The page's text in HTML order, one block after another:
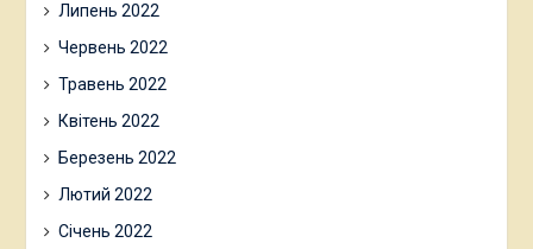
Липень 2022
Червень 2022
Травень 2022
Квітень 2022
Березень 2022
Лютий 2022
Січень 2022